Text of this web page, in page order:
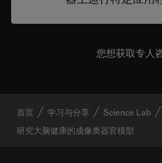
您想获取专人
首页 学习与分享 Science Lab
研究大脑健康的成像类器官模型